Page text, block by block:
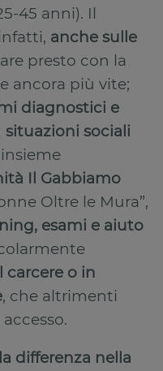
45 anni). Il
anche sulle
presto con la
ancora più vite;
diagnostici e
situazioni sociali
Il Gabbiamo
Oltre le Mura”,
esami e aiuto
carcere o in
, che altrimenti
differenza nella